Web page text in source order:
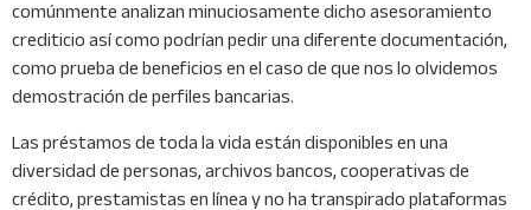
comúnmente analizan minuciosamente dicho asesoramiento
crediticio así­ como podrían pedir una diferente documentación,
como prueba de beneficios en el caso de que nos lo olvidemos
demostración de perfiles bancarias.
Las préstamos de toda la vida están disponibles en una
diversidad de personas, archivos bancos, cooperativas de
crédito, prestamistas en línea y no ha transpirado plataformas